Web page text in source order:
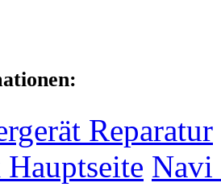
Reparatur
Navi